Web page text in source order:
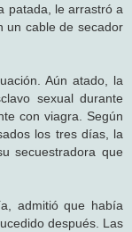
patada, le arrastró a
un cable de secador
Aún atado, la
sexual durante
con viagra. Según
los tres días, la
secuestradora que
admitió que había
después. Las